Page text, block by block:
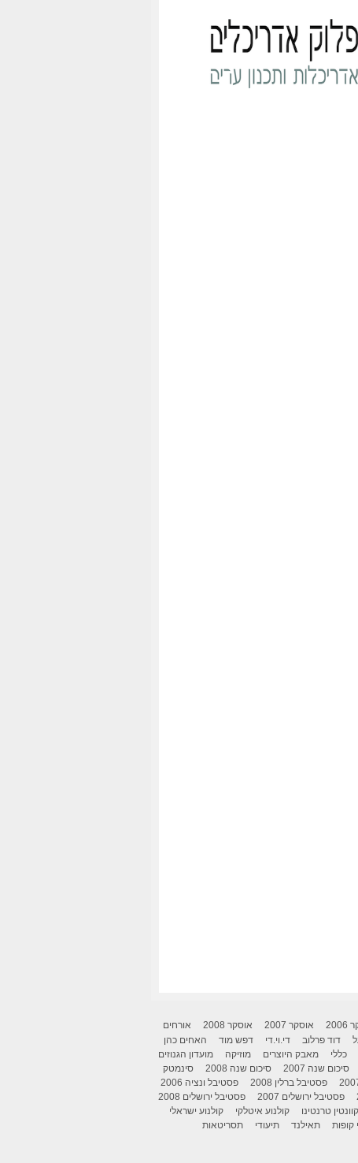
אוסקר 2007 אוסקר 2008
אורחים
דוד פרלוב די.וי.די דפש מוד
האחים כהן
כללי מאבק היוצרים מוזיקה
מועדון הגנוזים
סיכום שנה 2007 סיכום שנה 2008
סינמטק
פסטיבל ברלין 2008
פסטיבל ונציה 2006
פסטיבל ירושלים 2007
פסטיבל ירושלים 2008
קוונטין טרנטינו קולנוע איטלקי
קולנוע ישראלי
קופות תאילנד תיעודי תסריטאות